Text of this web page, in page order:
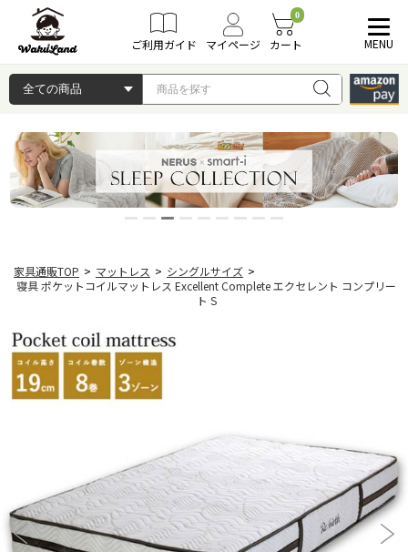
ご利用ガイド マイページ
0
カート MENU
家具通販TOP > マットレス > シングルサイズ >
寝具 ポケットコイルマットレス Excellent Complete エクセレント コンプリー
ト S